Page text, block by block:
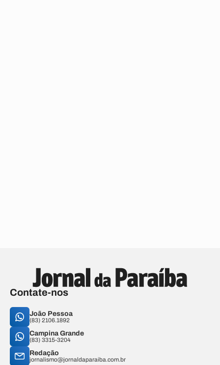
Contate-nos
João Pessoa
(83) 2106.1892
Campina Grande
(83) 3315-3204
Redação
jornalismo@jornaldaparaiba.com.br